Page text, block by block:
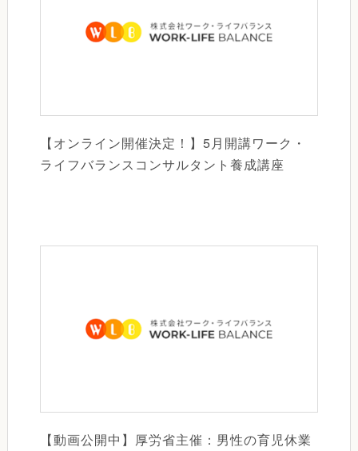
【オンライン開催決定！】5月開講ワーク・
ライフバランスコンサルタント養成講座
【動画公開中】厚労省主催：男性の育児休業